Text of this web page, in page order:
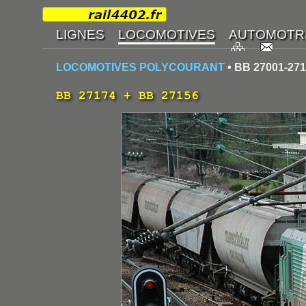
LOCOMOTIVES POLYCOURANT • BB 27001-
BB 27174 + BB 27156